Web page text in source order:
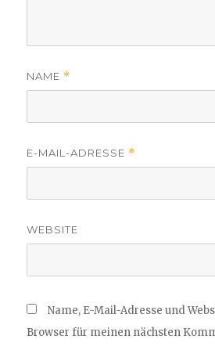
NAME *
E-MAIL-ADRESSE *
WEBSITE
Name, E-Mail-Adresse und
Browser für meinen nächsten